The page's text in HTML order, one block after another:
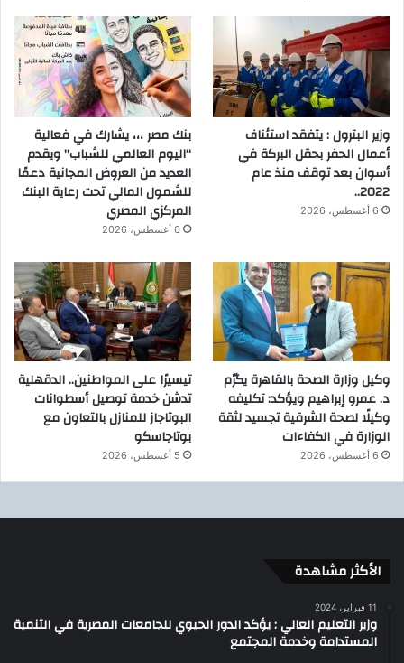
وزير البترول : يتفقد استئناف
أعمال الحفر بحقل البركة في
أسوان بعد توقف منذ عام
2022..
6 أغسطس، 2026
بنك مصر ،،، يشارك في فعالية
“اليوم العالمي للشباب” ويقدم
العديد من العروض المجانية دعمًا
للشمول المالي تحت رعاية البنك
المركزي المصري
6 أغسطس، 2026
وكيل وزارة الصحة بالقاهرة يكرّم
د. عمرو إبراهيم ويؤكد: تكليفه
وكيلًا لصحة الشرقية تجسيد لثقة
الوزارة في الكفاءات
6 أغسطس، 2026
تيسيرًا على المواطنين.. الدقهلية
تدشن خدمة توصيل أسطوانات
البوتاجاز للمنازل بالتعاون مع
بوتاجاسكو
5 أغسطس، 2026
الأكثر مشاهدة
11 فبراير، 2024
وزير التعليم العالي : يؤكد الدور الحيوي للجامعات المصرية في التنمية
المستدامة وخدمة المجتمع